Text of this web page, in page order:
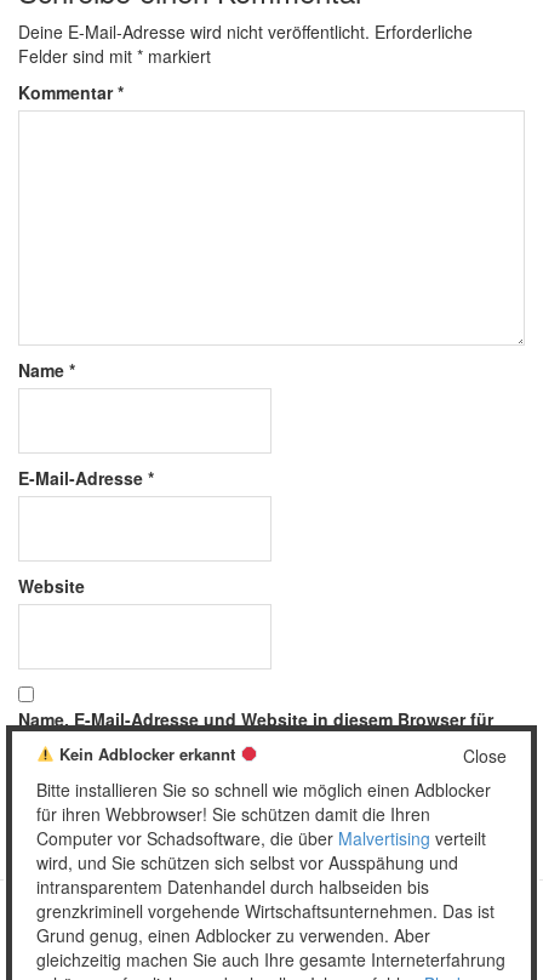
Deine E-Mail-Adresse wird nicht veröffentlicht. Erforderliche
Felder sind mit * markiert
Kommentar*
Name *
E-Mail-Adresse *
Website
Name, E-Mail-Adresse und Website in diesem Browser für
meinen nächsten Kommentar speichern.
Copyright © 2026 Unser täglich Spam.
MobileWordPress Theme by themehall.com
Close
Kein Adblocker erkannt
Bitte installieren Sie so schnell wie möglich einen Adblocker
für ihren Webbrowser! Sie schützen damit die Ihren
Computer vor Schadsoftware, die über Malvertising verteilt
wird, und Sie schützen sich selbst vor Ausspähung und
intransparentem Datenhandel durch halbseiden bis
grenzkriminell vorgehende Wirtschaftsunternehmen. Das ist
Grund genug, einen Adblocker zu verwenden. Aber
gleichzeitig machen Sie auch Ihre gesamte Interneterfahrung